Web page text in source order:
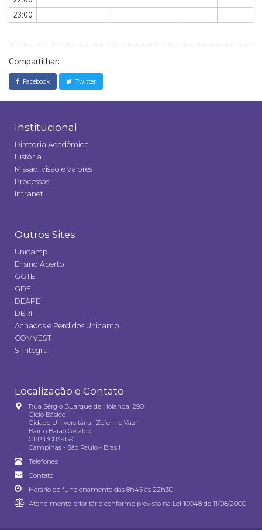
23:00
Compartilhar:
Facebook Twitter
Institucional
Diretoria Acadêmica
História
Missão, visão e valores
Processos
Intranet
Outros Sites
Unicamp
Ensino Aberto
GGTE
GDE
DEAPE
DERI
Achados e Perdidos Unicamp
COMVEST
S-integra
Localização e Contato
Rua Sérgio Buarque de Holanda, 290
Ciclo Básico II
Cidade Universitária "Zeferino Vaz"
Bairro Barão Geraldo
CEP 13083-859
Campinas - São Paulo - Brasil
Telefones
Contato
Horário de funcionamento das 8h45 às 22h30
Atendimento prioritário conforme previsto na Lei 10048 de 11/08/2000